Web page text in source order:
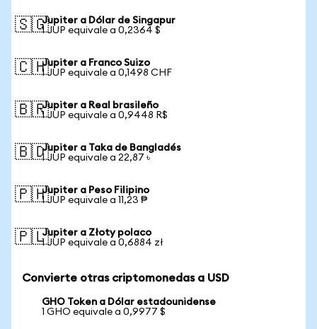
🇸🇬Jupiter a Dólar de Singapur
1 JUP equivale a 0,2364 $
🇨🇭Jupiter a Franco Suizo
1 JUP equivale a 0,1498 CHF
🇧🇷Jupiter a Real brasileño
1 JUP equivale a 0,9448 R$
🇧🇩Jupiter a Taka de Bangladés
1 JUP equivale a 22,87 ৳
🇵🇭Jupiter a Peso Filipino
1 JUP equivale a 11,23 ₱
🇵🇱Jupiter a Złoty polaco
1 JUP equivale a 0,6884 zł
Convierte otras criptomonedas a USD
GHO Token a Dólar estadounidense
1 GHO equivale a 0,9977 $